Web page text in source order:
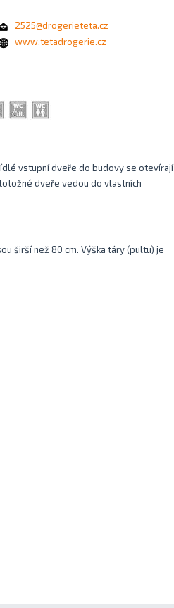
2525@drogerieteta.cz
www.tetadrogerie.cz
vstupní dveře do budovy se otevírají
dveře vedou do vlastních
širší než 80 cm. Výška táry (pultu) je